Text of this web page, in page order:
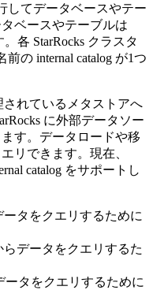
してデータベースやテー
ベースやテーブルは
各 StarRocks クラスタ
前の internal catalog が1つ
されているメタストアへ
に外部データソー
す。データロードや移
リできます。現在、
catalog をサポートし
ータをクエリするために
らデータをクエリするた
ータをクエリするために